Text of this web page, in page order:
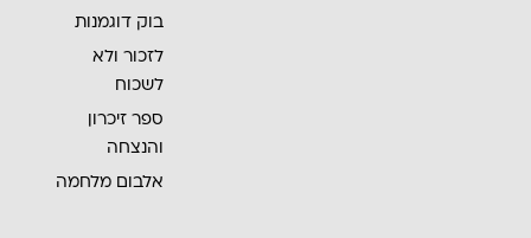
בוק דוגמנות
לזכור ולא
לשכוח
ספר זיכרון
והנצחה
אלבום מלחמה